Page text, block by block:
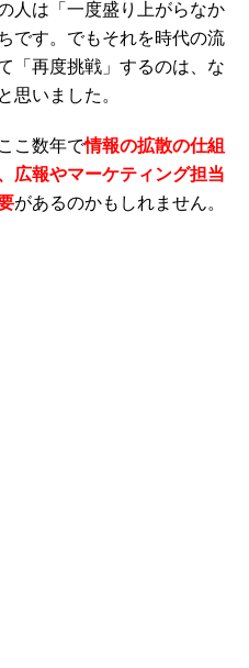
人は「一度盛り上がらなか
です。でもそれを時代の流
「再度挑戦」するのは、な
思いました。
こ数年で情報の拡散の仕組
広報やマーケティング担当
があるのかもしれません。